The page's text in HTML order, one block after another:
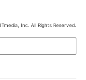
Inc. All Rights Reserved.